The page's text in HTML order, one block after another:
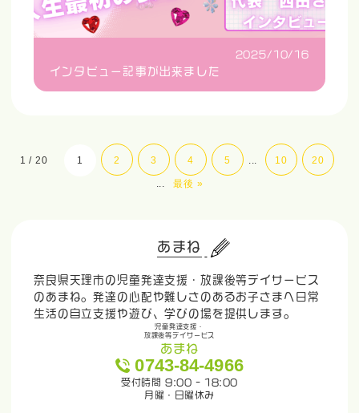
2025/10/16
インタビュー記事が出来ました
1 / 20 1 2 3 4 5 ... 10 20
... 最後 »
あまね
奈良県天理市の児童発達支援・放課後等デイサービス
のあまね。発達の心配や難しさのあるお子さまへ日常
生活の自立支援や遊び、学びの場を提供します。
児童発達支援・
放課後等デイサービス
あまね
0743-84-4966
受付時間 9:00 - 18:00
月曜・日曜休み